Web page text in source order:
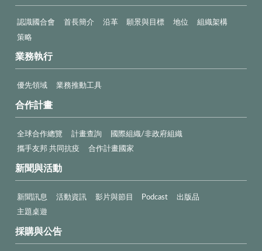
認識國合會 首長簡介 沿革 願景與目標 地位
組織架構
策略
業務執行
優先領域 業務推動工具
合作計畫
全球合作總覽 計畫查詢
國際組織/非政府組織
攜手友邦 共同抗疫
合作計畫國家
新聞與活動
新聞訊息 活動資訊 影片與節目 Podcast
出版品
主題桌遊
採購與公告